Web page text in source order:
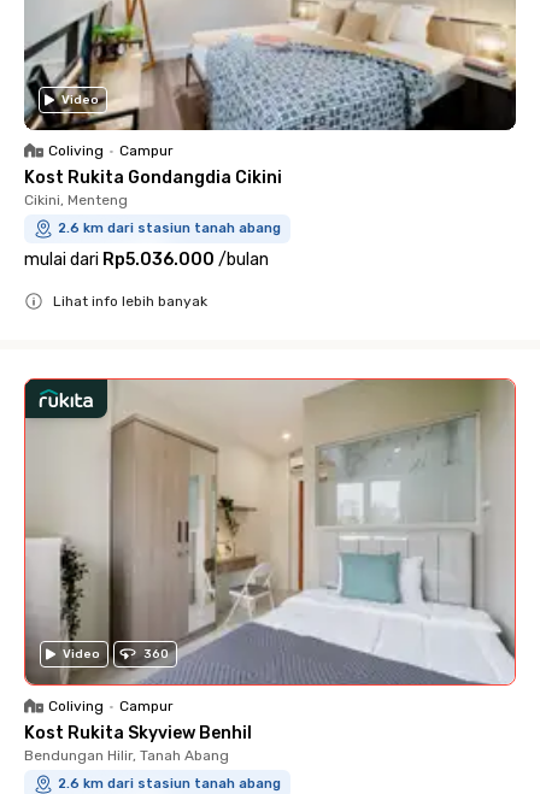
Video
Coliving • Campur
Kost Rukita Gondangdia Cikini
Cikini, Menteng
2.6 km dari stasiun tanah abang
mulai dari Rp5.036.000 /bulan
Lihat info lebih banyak
Video 360
Coliving • Campur
Kost Rukita Skyview Benhil
Bendungan Hilir, Tanah Abang
2.6 km dari stasiun tanah abang